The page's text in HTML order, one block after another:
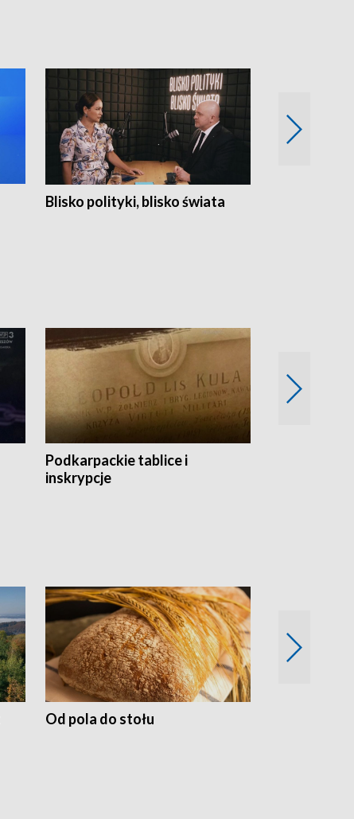
Blisko polityki, blisko świata
Podkarpackie tablice i
inskrypcje
Od pola do stołu